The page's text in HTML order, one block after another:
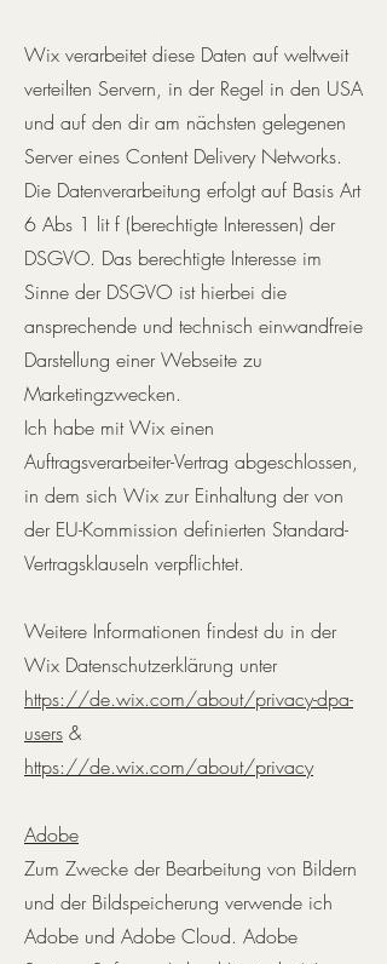
Wix verarbeitet diese Daten auf weltweit
verteilten Servern, in der Regel in den USA
und auf den dir am nächsten gelegenen
Server eines Content Delivery Networks.
Die Datenverarbeitung erfolgt auf Basis Art
6 Abs 1 lit f (berechtigte Interessen) der
DSGVO. Das berechtigte Interesse im
Sinne der DSGVO ist hierbei die
ansprechende und technisch einwandfreie
Darstellung einer Webseite zu
Marketingzwecken.
Ich habe mit Wix einen
Auftragsverarbeiter-Vertrag abgeschlossen,
in dem sich Wix zur Einhaltung der von
der EU-Kommission definierten Standard-
Vertragsklauseln verpflichtet.
Weitere Informationen findest du in der
Wix Datenschutzerklärung unter
https://de.wix.com/about/privacy-dpa-
users &
https://de.wix.com/about/privacy
Adobe
Zum Zwecke der Bearbeitung von Bildern
und der Bildspeicherung verwende ich
Adobe und Adobe Cloud. Adobe